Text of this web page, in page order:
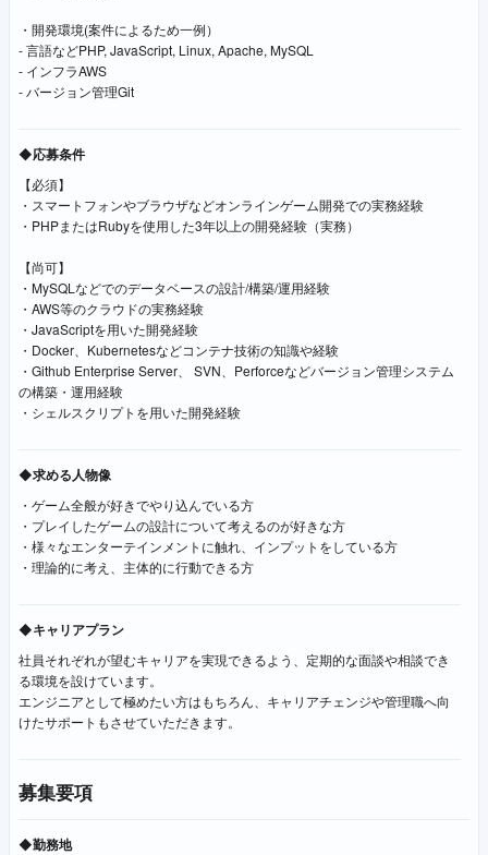
・開発環境(案件によるため一例）
- 言語などPHP, JavaScript, Linux, Apache, MySQL
- インフラAWS
- バージョン管理Git
◆応募条件
【必須】
・スマートフォンやブラウザなどオンラインゲーム開発での実務経験
・PHPまたはRubyを使用した3年以上の開発経験（実務）
【尚可】
・MySQLなどでのデータベースの設計/構築/運用経験
・AWS等のクラウドの実務経験
・JavaScriptを用いた開発経験
・Docker、Kubernetesなどコンテナ技術の知識や経験
・Github Enterprise Server、 SVN、Perforceなどバージョン管理システム
の構築・運用経験
・シェルスクリプトを用いた開発経験
◆求める人物像
・ゲーム全般が好きでやり込んでいる方
・プレイしたゲームの設計について考えるのが好きな方
・様々なエンターテインメントに触れ、インプットをしている方
・理論的に考え、主体的に行動できる方
◆キャリアプラン
社員それぞれが望むキャリアを実現できるよう、定期的な面談や相談でき
る環境を設けています。
エンジニアとして極めたい方はもちろん、キャリアチェンジや管理職へ向
けたサポートもさせていただきます。
募集要項
◆勤務地